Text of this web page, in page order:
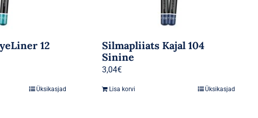
12
Üksikasjad
Silmapliiats Kajal 104
Sinine
3,04€
Lisa korvi Üksikasjad